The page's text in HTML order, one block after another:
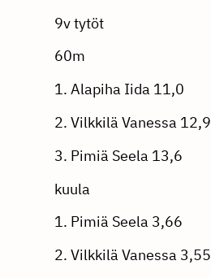
9v tytöt
60m
1. Alapiha Iida 11,0
2. Vilkkilä Vanessa 12,9
3. Pimiä Seela 13,6
kuula
1. Pimiä Seela 3,66
2. Vilkkilä Vanessa 3,55